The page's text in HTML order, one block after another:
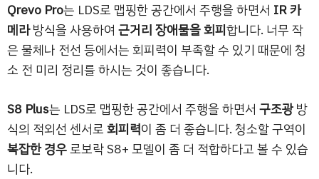
Qrevo Pro는 LDS로 맵핑한 공간에서 주행을 하면서 IR 카
메라방식을 사용하여 근거리 장애물을 회피합니다. 너무 작
은 물체나 전선 등에서는 회피력이 부족할 수 있기 때문에 청
소 전 미리 정리를 하시는 것이 좋습니다.
S8 Plus는 LDS로 맵핑한 공간에서 주행을 하면서 구조광방
식의 적외선 센서로회피력이 좀 더 좋습니다. 청소할 구역이
복잡한 경우로보락 S8+ 모델이 좀 더 적합하다고 볼 수 있습
니다.